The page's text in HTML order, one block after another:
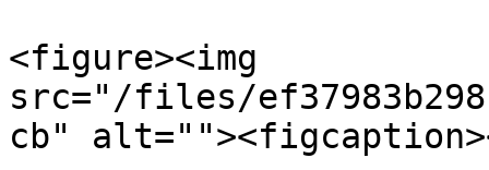
<figure><img
src="/files/
cb"